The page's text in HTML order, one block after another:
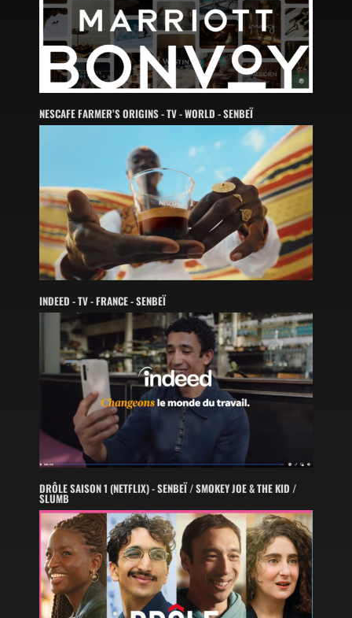
NESCAFE FARMER’S ORIGINS - TV - WORLD - SENBEÏ
INDEED - TV - FRANCE - SENBEÏ
DRÔLE SAISON 1 (NETFLIX) - SENBEÏ / SMOKEY JOE & THE KID /
SLUMB